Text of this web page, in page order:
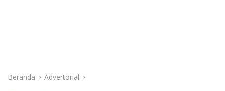
Beranda Advertorial